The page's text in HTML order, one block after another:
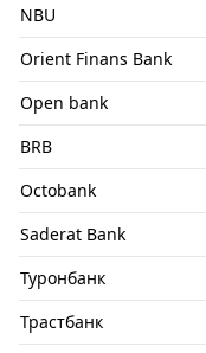
NBU
Orient Finans Bank
Open bank
BRB
Octobank
Saderat Bank
Туронбанк
Трастбанк